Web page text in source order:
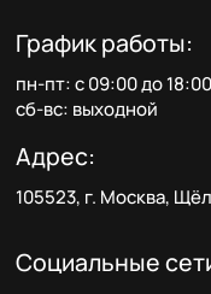
График работы:
пн-пт: с 09:00 до 18:00
сб-вс: выходной
Адрес:
105523, г. Москва,
Социальные